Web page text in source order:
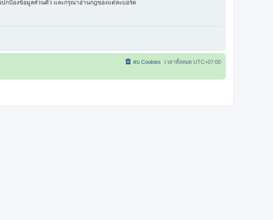
ปกป้องข้อมูลส่วนตัว และกรุณาอ่านกฎของแต่ละบอร์ด
เวลาทั้งหมด UTC+07:00
ลบ Cookies